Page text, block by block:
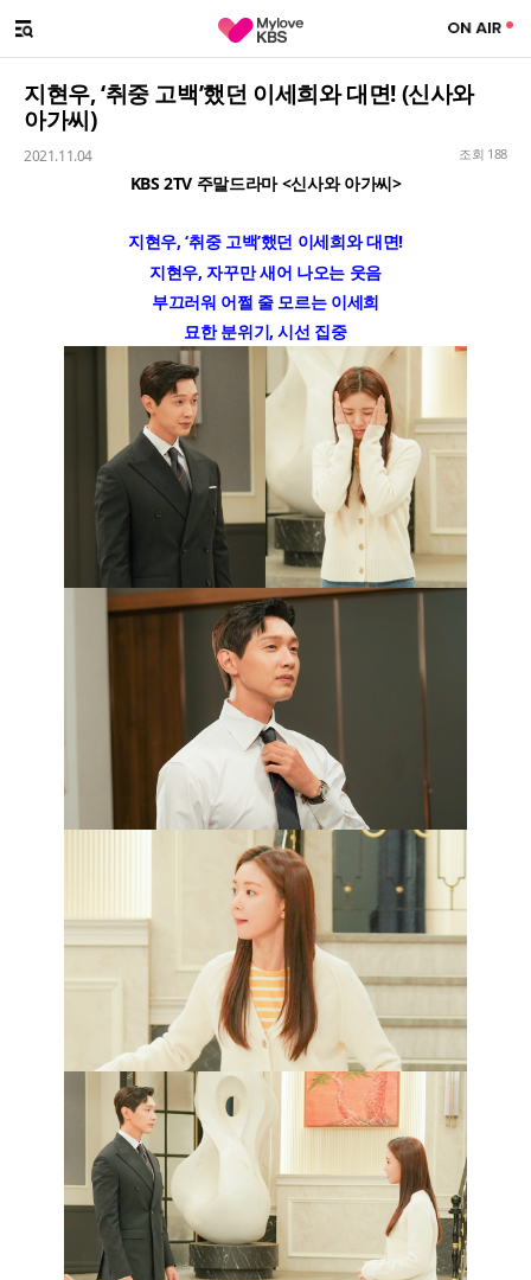
메뉴 열기
지현우, ‘취중 고백’했던 이세희와 대면! (신사와
아가씨)
2021.11.04 조회 188
KBS 2TV 주말드라마 <신사와 아가씨>
지현우, ‘취중 고백’했던 이세희와 대면!
지현우, 자꾸만 새어 나오는 웃음
부끄러워 어쩔 줄 모르는 이세희
묘한 분위기, 시선 집중